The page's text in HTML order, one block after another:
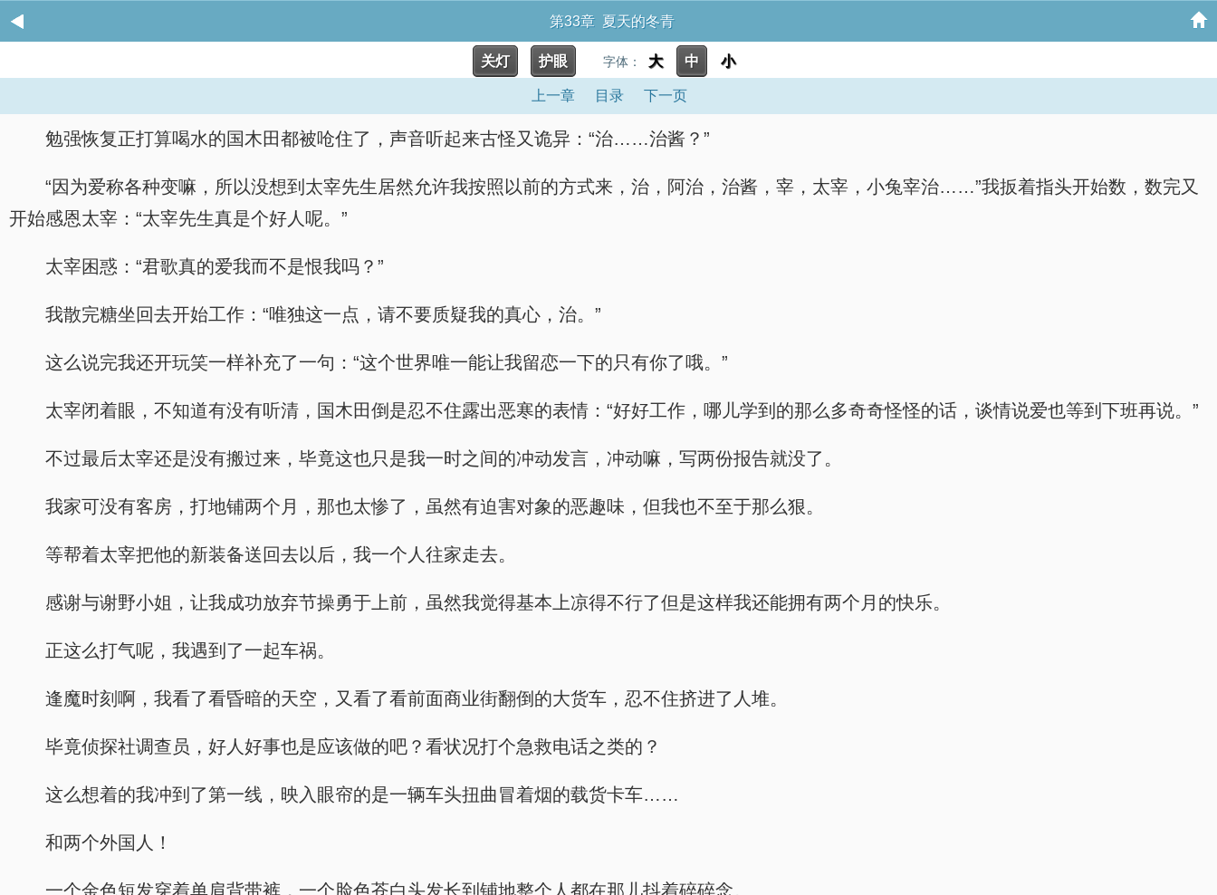
第33章 夏天的冬青
关灯 护眼 字体： 大 中 小
上一章 目录 下一页
勉强恢复正打算喝水的国木田都被呛住了，声音听起来古怪又诡异：“治……治酱？”
“因为爱称各种变嘛，所以没想到太宰先生居然允许我按照以前的方式来，治，阿治，治酱，宰，太宰，小兔宰治……”我扳着指头开始数，数完又
开始感恩太宰：“太宰先生真是个好人呢。”
太宰困惑：“君歌真的爱我而不是恨我吗？”
我散完糖坐回去开始工作：“唯独这一点，请不要质疑我的真心，治。”
这么说完我还开玩笑一样补充了一句：“这个世界唯一能让我留恋一下的只有你了哦。”
太宰闭着眼，不知道有没有听清，国木田倒是忍不住露出恶寒的表情：“好好工作，哪儿学到的那么多奇奇怪怪的话，谈情说爱也等到下班再说。”
不过最后太宰还是没有搬过来，毕竟这也只是我一时之间的冲动发言，冲动嘛，写两份报告就没了。
我家可没有客房，打地铺两个月，那也太惨了，虽然有迫害对象的恶趣味，但我也不至于那么狠。
等帮着太宰把他的新装备送回去以后，我一个人往家走去。
感谢与谢野小姐，让我成功放弃节操勇于上前，虽然我觉得基本上凉得不行了但是这样我还能拥有两个月的快乐。
正这么打气呢，我遇到了一起车祸。
逢魔时刻啊，我看了看昏暗的天空，又看了看前面商业街翻倒的大货车，忍不住挤进了人堆。
毕竟侦探社调查员，好人好事也是应该做的吧？看状况打个急救电话之类的？
这么想着的我冲到了第一线，映入眼帘的是一辆车头扭曲冒着烟的载货卡车……
和两个外国人！
一个金色短发穿着单肩背带裤，一个脸色苍白头发长到铺地整个人都在那儿抖着碎碎念。